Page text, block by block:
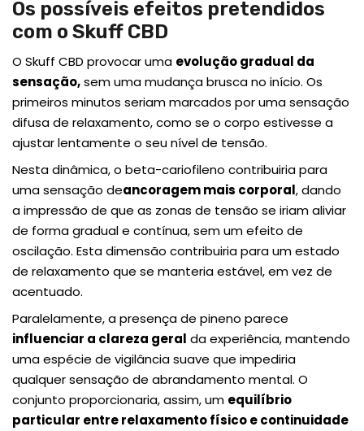
Os possíveis efeitos pretendidos
com o Skuff CBD
O Skuff CBD provocar uma evolução gradual da
sensação,sem uma mudança brusca no início. Os
primeiros minutos seriam marcados por uma sensação
difusa de relaxamento, como se o corpo estivesse a
ajustar lentamente o seu nível de tensão.
Nesta dinâmica, o beta-cariofileno contribuiria para
uma sensação deancoragem mais corporal,dando
a impressão de que as zonas de tensão se iriam aliviar
de forma gradual e contínua, sem um efeito de
oscilação. Esta dimensão contribuiria para um estado
de relaxamento que se manteria estável, em vez de
acentuado.
Paralelamente, a presença de pineno parece
influenciar a clareza geral da experiência, mantendo
uma espécie de vigilância suave que impediria
qualquer sensação de abrandamento mental. O
conjunto proporcionaria, assim, um equilíbrio
particular entre relaxamento físico e continuidade